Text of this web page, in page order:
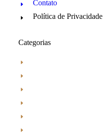
Contato
Política de Privacidade
Categorias